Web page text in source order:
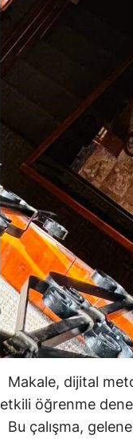
Makale, dijital
etkili öğrenme
Bu çalışma,